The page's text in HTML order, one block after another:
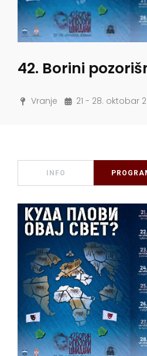
42. Borini
Vranje 21 - 28. oktobar
INFO